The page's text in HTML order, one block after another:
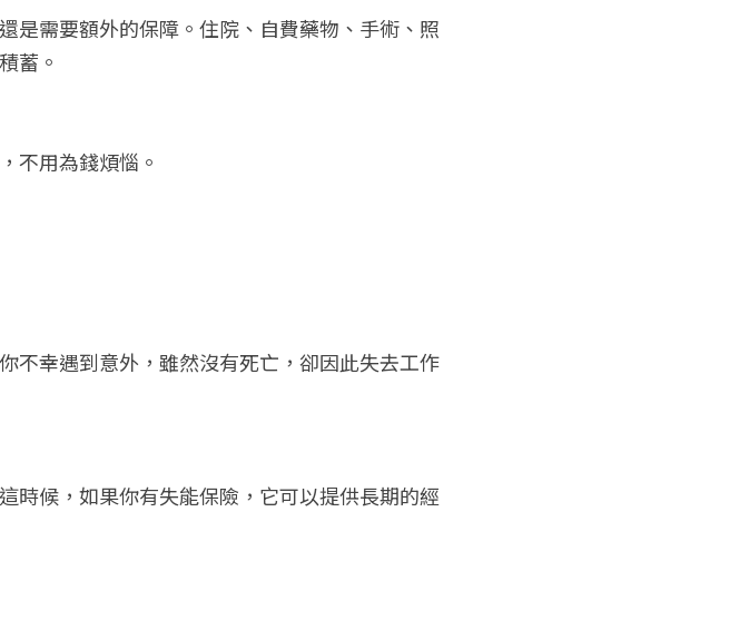
是需要額外的保障。住院、自費藥物、手術、照
蓄。
不用為錢煩惱。
不幸遇到意外，雖然沒有死亡，卻因此失去工作
時候，如果你有失能保險，它可以提供長期的經